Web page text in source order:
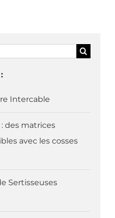
Intercable
: des matrices
avec les cosses
Sertisseuses